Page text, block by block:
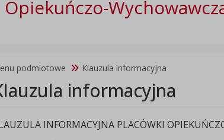
podmiotowe Klauzula informacyjna
informacyjna
INFORMACYJNA PLACÓWKI